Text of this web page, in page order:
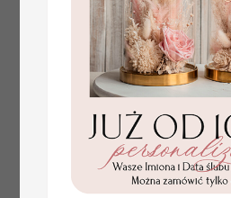
tłoczone winietki ślubne,
ślubne wizytówki winietki
na stół weselny, złote
lub srebrne napisy
tłoczone kwiaty na
winietkach ślubnych